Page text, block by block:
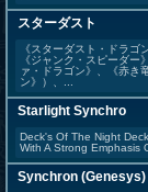
スターダスト
《スターダスト・ドラ
《ジャンク・スピーダ
ァ・ドラゴン》、《赤き
ン》）、...
Starlight Synchro
Deck's Of The Night
With A Strong Emphasis
Synchron (Genesys)